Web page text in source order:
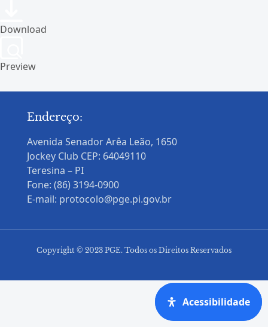
Download
Preview
Endereço:
Avenida Senador Arêa Leão, 1650
Jockey Club CEP: 64049110
Teresina – PI
Fone: (86) 3194-0900
E-mail: protocolo@pge.pi.gov.br
Copyright © 2023 PGE. Todos os Direitos Reservados
Acessibilidade
Acessibilidade